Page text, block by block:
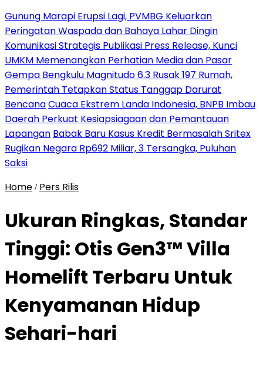
Gunung Marapi Erupsi Lagi, PVMBG Keluarkan
Peringatan Waspada dan Bahaya Lahar Dingin
Komunikasi Strategis Publikasi Press Release, Kunci
UMKM Memenangkan Perhatian Media dan Pasar
Gempa Bengkulu Magnitudo 6.3 Rusak 197 Rumah,
Pemerintah Tetapkan Status Tanggap Darurat
BencanaCuaca Ekstrem Landa Indonesia, BNPB Imbau
Daerah Perkuat Kesiapsiagaan dan Pemantauan
Lapangan Babak Baru Kasus Kredit Bermasalah Sritex
Rugikan Negara Rp692 Miliar, 3 Tersangka, Puluhan
Saksi
Home / Pers Rilis
Ukuran Ringkas, Standar
Tinggi: Otis Gen3™ Villa
Homelift Terbaru Untuk
Kenyamanan Hidup
Sehari-hari